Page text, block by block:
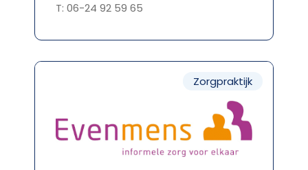
T: 06-24 92 59 65
Zorgpraktijk